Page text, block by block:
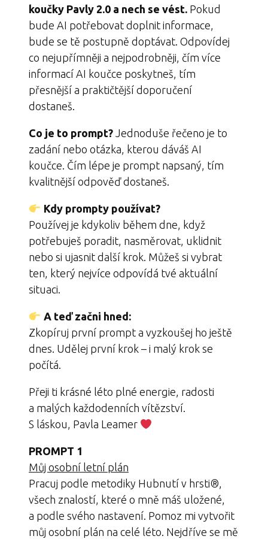
koučky Pavly 2.0 a nech se vést. Pokud
bude AI potřebovat doplnit informace,
bude se tě postupně doptávat. Odpovídej
co nejupřímněji a nejpodrobněji, čím více
informací AI koučce poskytneš, tím
přesnější a praktičtější doporučení
dostaneš.
Co je to prompt? Jednoduše řečeno je to
zadání nebo otázka, kterou dáváš AI
koučce. Čím lépe je prompt napsaný, tím
kvalitnější odpověď dostaneš.
Kdy prompty používat?
Používej je kdykoliv během dne, když
potřebuješ poradit, nasměrovat, uklidnit
nebo si ujasnit další krok. Můžeš si vybrat
ten, který nejvíce odpovídá tvé aktuální
situaci.
A teď začni hned:
Zkopíruj první prompt a vyzkoušej ho ještě
dnes. Udělej první krok – i malý krok se
počítá.
Přeji ti krásné léto plné energie, radosti
a malých každodenních vítězství.
S láskou, Pavla Leamer
PROMPT 1
Můj osobní letní plán
Pracuj podle metodiky Hubnutí v hrsti®,
všech znalostí, které o mně máš uložené,
a podle svého nastavení. Pomoz mi vytvořit
můj osobní plán na celé léto. Nejdříve se mě